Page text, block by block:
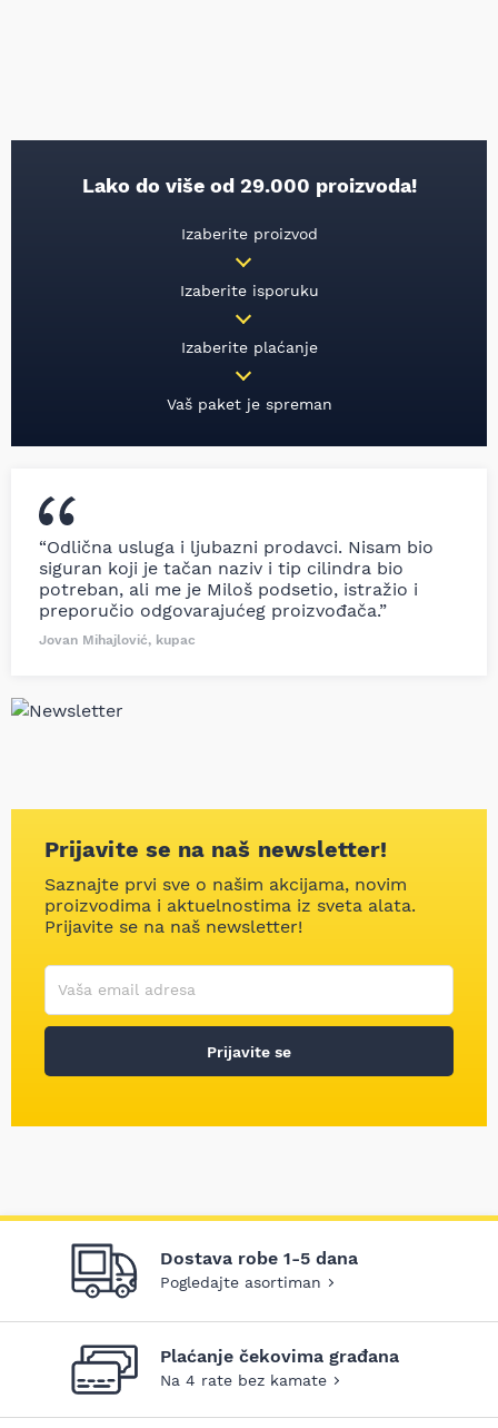
Lako do više od 29.000 proizvoda!
Izaberite proizvod
Izaberite isporuku
Izaberite plaćanje
Vaš paket je spreman
“Odlična usluga i ljubazni prodavci. Nisam bio
siguran koji je tačan naziv i tip cilindra bio
potreban, ali me je Miloš podsetio, istražio i
preporučio odgovarajućeg proizvođača.”
Jovan Mihajlović, kupac
Prijavite se na naš newsletter!
Saznajte prvi sve o našim akcijama, novim
proizvodima i aktuelnostima iz sveta alata.
Prijavite se na naš newsletter!
Korisničko ime
Vaša email adresa
Prijavite se
Dostava robe 1-5 dana
Pogledajte asortiman
Plaćanje čekovima građana
Na 4 rate bez kamate